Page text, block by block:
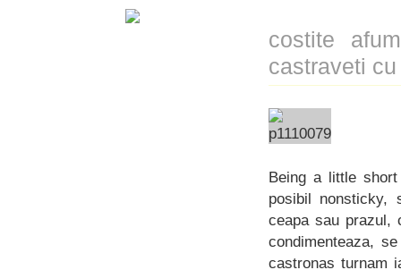
costite
castraveti
Being a little
posibil nonsticky,
ceapa sau prazul,
condimenteaza,
castronas turnam